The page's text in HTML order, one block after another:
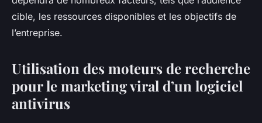
cible, les ressources disponibles et les objectifs de
l’entreprise.
Utilisation des moteurs de recherche
pour le marketing viral d’un logiciel
antivirus